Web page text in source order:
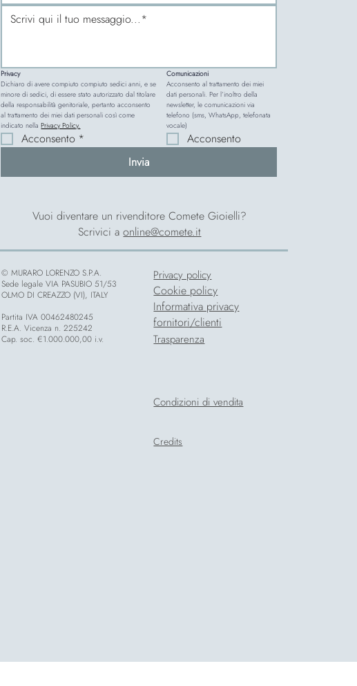
Privacy
Dichiaro di avere compiuto compiuto sedici anni, e se
minore di sedici, di essere stato autorizzato dal titolare
della responsabilità genitoriale, pertanto acconsento
al trattamento dei miei dati personali così come
indicato nella Privacy Policy.
Comunicazioni
Acconsento al trattamento dei miei
dati personali. Per l’inoltro della
newsletter, le comunicazioni via
telefono (sms, WhatsApp, telefonata
vocale)
Acconsento *
Acconsento
Invia
Vuoi diventare un rivenditore Comete Gioielli?
Scrivici aonline@comete.it
© MURARO LORENZO S.P.A.
Sede legale VIA PASUBIO 51/53
OLMO DI CREAZZO (VI), ITALY
Partita IVA 00462480245
R.E.A. Vicenza n. 225242
Cap. soc. €1.000.000,00 i.v.
Privacy policy
Cookie policy
Informativa privacy
fornitori/clienti
Trasparenza
Condizioni di vendita
Credits